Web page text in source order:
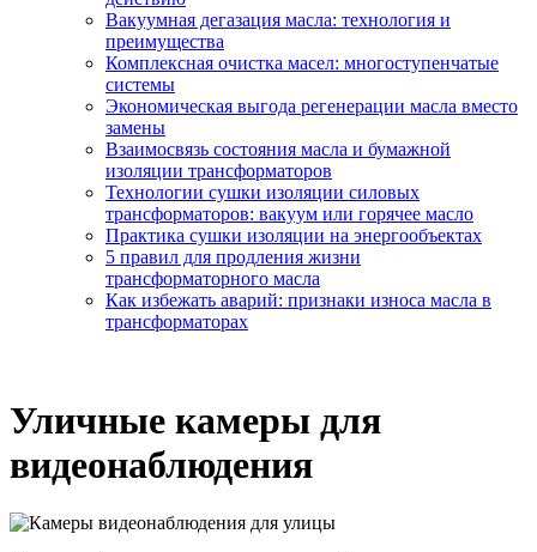
Вакуумная дегазация масла: технология и
преимущества
Комплексная очистка масел: многоступенчатые
системы
Экономическая выгода регенерации масла вместо
замены
Взаимосвязь состояния масла и бумажной
изоляции трансформаторов
Технологии сушки изоляции силовых
трансформаторов: вакуум или горячее масло
Практика сушки изоляции на энергообъектах
5 правил для продления жизни
трансформаторного масла
Как избежать аварий: признаки износа масла в
трансформаторах
Уличные камеры для
видеонаблюдения